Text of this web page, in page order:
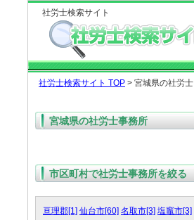
社労士検索サイト
社労士検索サイト TOP > 宮城県の社労士
宮城県の社労士事務所
市区町村で社労士事務所を絞る
亘理郡[1] 仙台市[60] 名取市[3] 塩竈市[3]